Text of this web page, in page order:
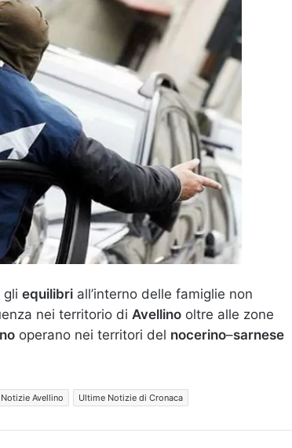
gli equilibri all’interno delle famiglie non
nei territorio di Avellino oltre alle zone
operano nei territori del nocerino–sarnese
Notizie Avellino Ultime Notizie di Cronaca